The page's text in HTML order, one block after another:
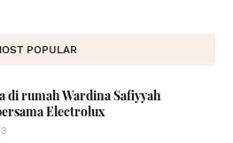
POPULAR
di rumah Wardina Safiyyah
Electrolux